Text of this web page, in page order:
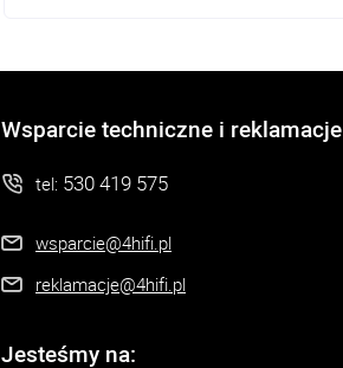
Wsparcie techniczne i reklamacje
tel: 530 419 575
wsparcie@4hifi.pl
reklamacje@4hifi.pl
Jesteśmy na: